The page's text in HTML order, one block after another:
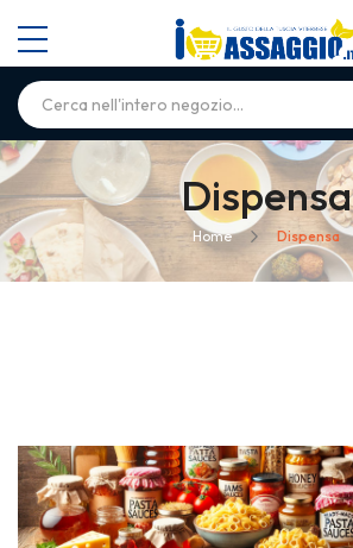
Dispensa
Home Dispensa